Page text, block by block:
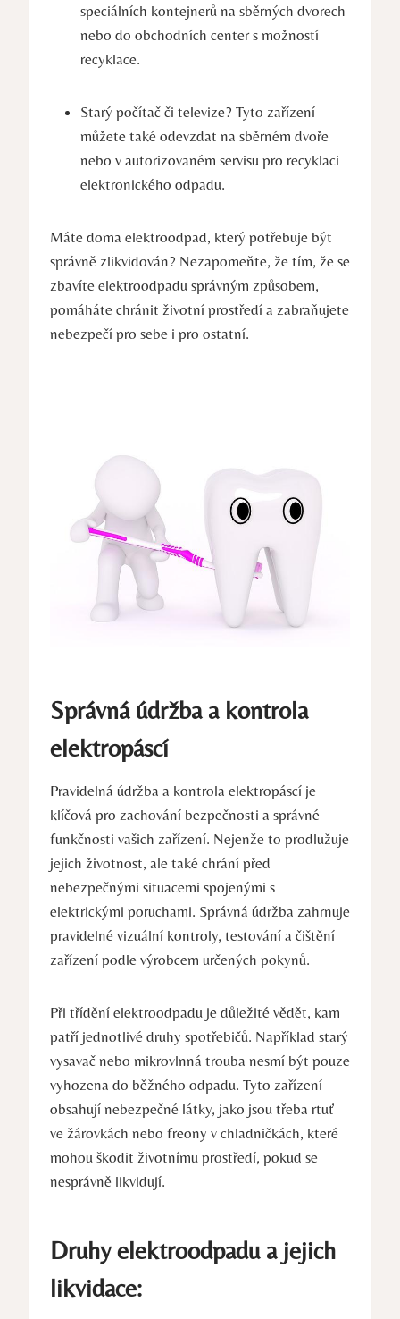
speciálních kontejnerů na sběrných dvorech
nebo do obchodních center s možností
recyklace.
Starý počítač či televize? Tyto zařízení
můžete také odevzdat na sběrném dvoře
nebo v autorizovaném servisu pro recyklaci
elektronického odpadu.
Máte doma elektroodpad, který potřebuje být
správně zlikvidován? Nezapomeňte, že tím, že se
zbavíte elektroodpadu správným způsobem,
pomáháte chránit životní prostředí a zabraňujete
nebezpečí pro sebe i pro ostatní.
Správná údržba a kontrola
elektropáscí
Pravidelná údržba a kontrola elektropáscí je
klíčová pro zachování bezpečnosti a správné
funkčnosti vašich zařízení. Nejenže to prodlužuje
jejich životnost, ale také chrání před
nebezpečnými situacemi spojenými s
elektrickými poruchami. Správná údržba zahrnuje
pravidelné vizuální kontroly, testování a čištění
zařízení podle výrobcem určených pokynů.
Při třídění elektroodpadu je důležité vědět, kam
patří jednotlivé druhy spotřebičů. Například starý
vysavač nebo mikrovlnná trouba nesmí být pouze
vyhozena do běžného odpadu. Tyto zařízení
obsahují nebezpečné látky, jako jsou třeba rtuť
ve žárovkách nebo freony v chladničkách, které
mohou škodit životnímu prostředí, pokud se
nesprávně likvidují.
Druhy elektroodpadu a jejich
likvidace: